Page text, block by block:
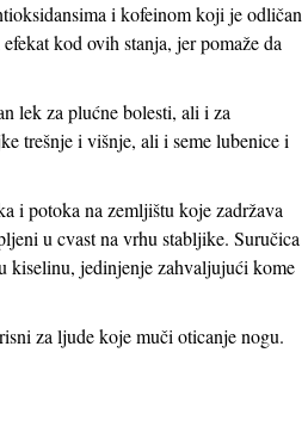
i kofeinom koji je odličan
kod ovih stanja, jer pomaže da
lek za plućne bolesti, ali i za
trešnje i višnje, ali i seme lubenice i
i potoka na zemljištu koje zadržava
u cvast na vrhu stabljike. Suručica
kiselinu, jedinjenje zahvaljujući kome
za ljude koje muči oticanje nogu.